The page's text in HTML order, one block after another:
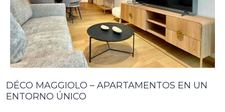
DÉCO MAGGIOLO – APARTAMENTOS EN UN
ENTORNO ÚNICO